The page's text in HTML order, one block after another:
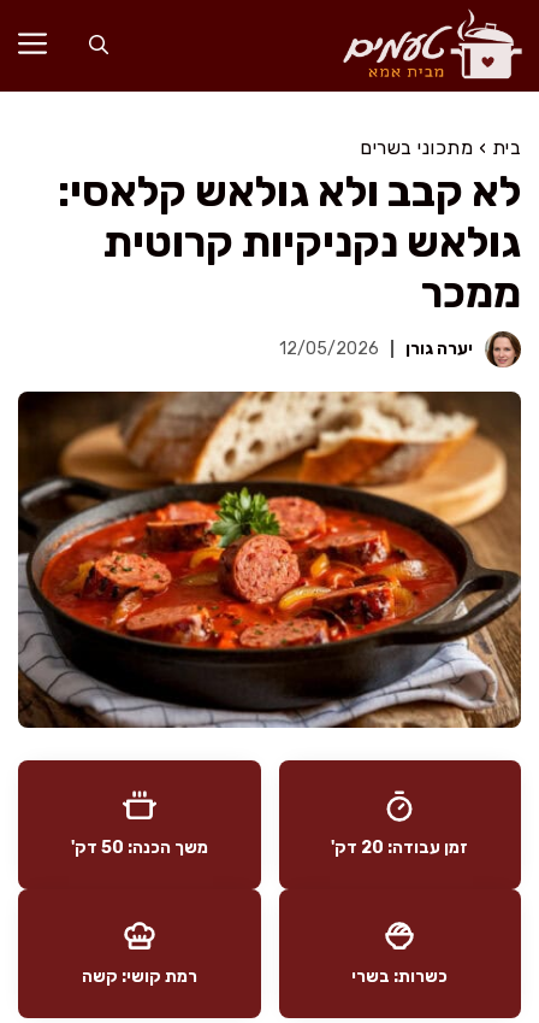
לדלג
לתוכן
בית › מתכוני בשרים
לא קבב ולא גולאש קלאסי:
גולאש נקניקיות קרוטית
ממכר
יערה גורן 12/05/2026
זמן עבודה: 20 דק' משך הכנה: 50 דק'
כשרות: בשרי רמת קושי: קשה